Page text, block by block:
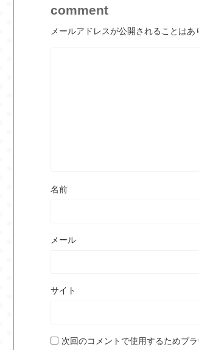
comment
メールアドレスが公開されることはあ
名前
メール
サイト
次回のコメントで使用するためブ